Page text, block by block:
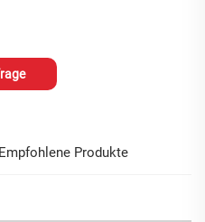
Empfohlene Produkte